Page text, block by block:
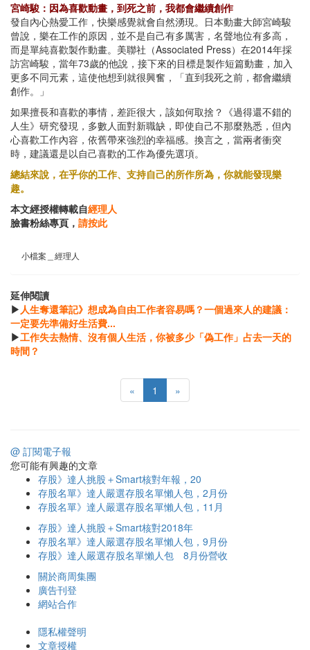
宮崎駿：因為喜歡動畫，到死之前，我都會繼續創作
發自內心熱愛工作，快樂感覺就會自然湧現。日本動畫大師宮崎駿
曾說，樂在工作的原因，並不是自己有多厲害，名聲地位有多高，
而是單純喜歡製作動畫。美聯社（Associated Press）在2014年採
訪宮崎駿，當年73歲的他說，接下來的目標是製作短篇動畫，加入
更多不同元素，這使他想到就很興奮，「直到我死之前，都會繼續
創作。」
如果擅長和喜歡的事情，差距很大，該如何取捨？《過得還不錯的
人生》研究發現，多數人面對新職缺，即使自己不那麼熟悉，但內
心喜歡工作內容，依舊帶來強烈的幸福感。換言之，當兩者衝突
時，建議還是以自己喜歡的工作為優先選項。
總結來說，在乎你的工作、支持自己的所作所為，你就能發現樂
趣。
本文經授權轉載自經理人
臉書粉絲專頁， 請按此
小檔案＿經理人
延伸閱讀
▶ 人生奪還筆記》想成為自由工作者容易嗎？一個過來人的建議：
一定要先準備好生活費...
▶工作失去熱情、沒有個人生活，你被多少「偽工作」占去一天的
時間？
« 1 »
@ 訂閱電子報
您可能有興趣的文章
存股》達人挑股＋Smart核對年報，20
存股名單》達人嚴選存股名單懶人包，2月份
存股名單》達人嚴選存股名單懶人包，11月
存股》達人挑股＋Smart核對2018年
存股名單》達人嚴選存股名單懶人包，9月份
存股》達人嚴選存股名單懶人包 8月份營收
關於商周集團
廣告刊登
網站合作
隱私權聲明
文章授權